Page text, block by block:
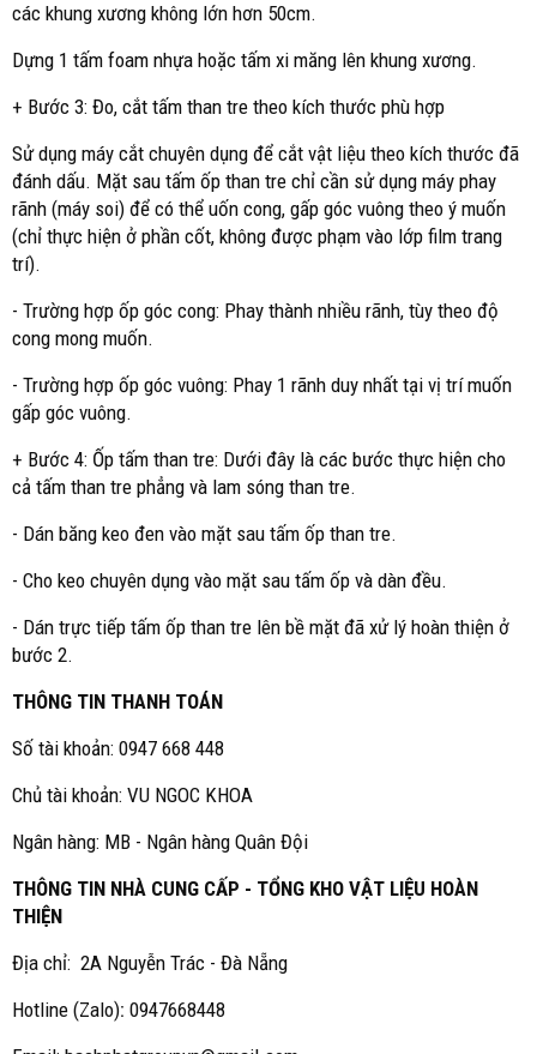
các khung xương không lớn hơn 50cm.
Dựng 1 tấm foam nhựa hoặc tấm xi măng lên khung xương.
+ Bước 3: Đo, cắt tấm than tre theo kích thước phù hợp
Sử dụng máy cắt chuyên dụng để cắt vật liệu theo kích thước đã
đánh dấu. Mặt sau tấm ốp than tre chỉ cần sử dụng máy phay
rãnh (máy soi) để có thể uốn cong, gấp góc vuông theo ý muốn
(chỉ thực hiện ở phần cốt, không được phạm vào lớp film trang
trí).
- Trường hợp ốp góc cong: Phay thành nhiều rãnh, tùy theo độ
cong mong muốn.
- Trường hợp ốp góc vuông: Phay 1 rãnh duy nhất tại vị trí muốn
gấp góc vuông.
+ Bước 4: Ốp tấm than tre: Dưới đây là các bước thực hiện cho
cả tấm than tre phẳng và lam sóng than tre.
- Dán băng keo đen vào mặt sau tấm ốp than tre.
- Cho keo chuyên dụng vào mặt sau tấm ốp và dàn đều.
- Dán trực tiếp tấm ốp than tre lên bề mặt đã xử lý hoàn thiện ở
bước 2.
THÔNG TIN THANH TOÁN
Số tài khoản: 0947 668 448
Chủ tài khoản: VU NGOC KHOA
Ngân hàng: MB - Ngân hàng Quân Đội
THÔNG TIN NHÀ CUNG CẤP - TỔNG KHO VẬT LIỆU HOÀN
THIỆN
Địa chỉ: 2A Nguyễn Trác - Đà Nẵng
Hotline (Zalo): 0947668448